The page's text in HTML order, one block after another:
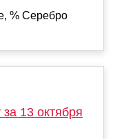
% Серебро
13 октября